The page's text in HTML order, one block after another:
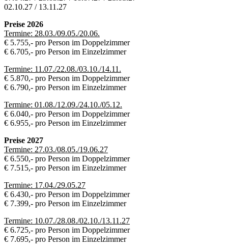
02.10.27 / 13.11.27
Preise 2026
Termine: 28.03./09.05./20.06.
€ 5.755,- pro Person im Doppelzimmer
€ 6.705,- pro Person im Einzelzimmer
Termine: 11.07./22.08./03.10./14.11.
€ 5.870,- pro Person im Doppelzimmer
€ 6.790,- pro Person im Einzelzimmer
Termine: 01.08./12.09./24.10./05.12.
€ 6.040,- pro Person im Doppelzimmer
€ 6.955,- pro Person im Einzelzimmer
Preise 2027
Termine: 27.03./08.05./19.06.27
€ 6.550,- pro Person im Doppelzimmer
€ 7.515,- pro Person im Einzelzimmer
Termine: 17.04./29.05.27
€ 6.430,- pro Person im Doppelzimmer
€ 7.399,- pro Person im Einzelzimmer
Termine: 10.07./28.08./02.10./13.11.27
€ 6.725,- pro Person im Doppelzimmer
€ 7.695,- pro Person im Einzelzimmer